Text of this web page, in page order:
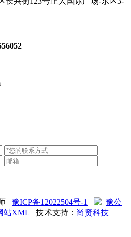
豫ICP备12022504号-1
豫公
站XML 技术支持： 尚贤科技